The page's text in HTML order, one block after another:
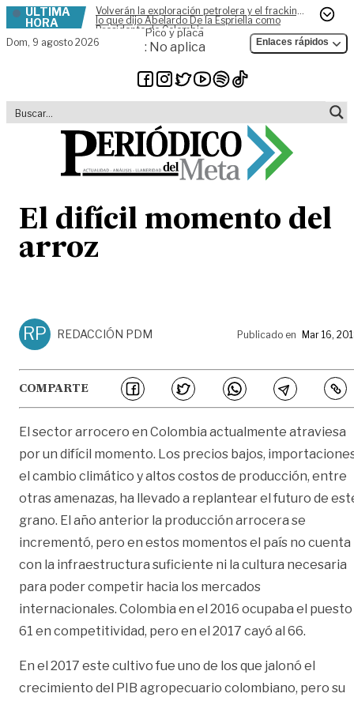
Skip to content
ÚLTIMA
HORA
Volverán la exploración petrolera y el fracking,
lo que dijo Abelardo De la Espriella como
Presidente de Colombia
Dom, 9 agosto 2026
Pico y placa
: No aplica Enlaces rápidos
El difícil momento del
arroz
RP REDACCIÓN PDM Publicado en Mar 16,
COMPARTE
El sector arrocero en Colombia actualmente atraviesa
por un difícil momento. Los precios bajos,
el cambio climático y altos costos de producción, entre
otras amenazas, ha llevado a replantear el futuro de
grano. El año anterior la producción arrocera se
incrementó, pero en estos momentos el país no cuenta
con la infraestructura suficiente ni la cultura necesaria
para poder competir hacia los mercados
internacionales. Colombia en el 2016 ocupaba el puesto
61 en competitividad, pero en el 2017 cayó al 66.
En el 2017 este cultivo fue uno de los que jalonó el
crecimiento del PIB agropecuario colombiano, pero su